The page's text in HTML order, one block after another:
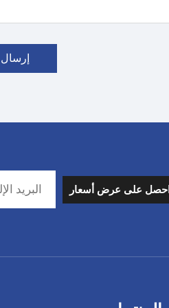
إرسال
احصل على عرض أسعار